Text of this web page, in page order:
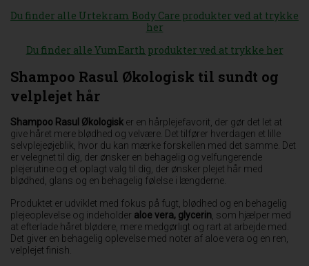
Du finder alle Urtekram Body Care produkter ved at trykke
her
Du finder alle YumEarth produkter ved at trykke her
Shampoo Rasul Økologisk til sundt og
velplejet hår
Shampoo Rasul Økologisk er en hårplejefavorit, der gør det let at
give håret mere blødhed og velvære. Det tilfører hverdagen et lille
selvplejeøjeblik, hvor du kan mærke forskellen med det samme. Det
er velegnet til dig, der ønsker en behagelig og velfungerende
plejerutine og et oplagt valg til dig, der ønsker plejet hår med
blødhed, glans og en behagelig følelse i længderne.
Produktet er udviklet med fokus på fugt, blødhed og en behagelig
plejeoplevelse og indeholder aloe vera, glycerin , som hjælper med
at efterlade håret blødere, mere medgørligt og rart at arbejde med.
Det giver en behagelig oplevelse med noter af aloe vera og en ren,
velplejet finish.